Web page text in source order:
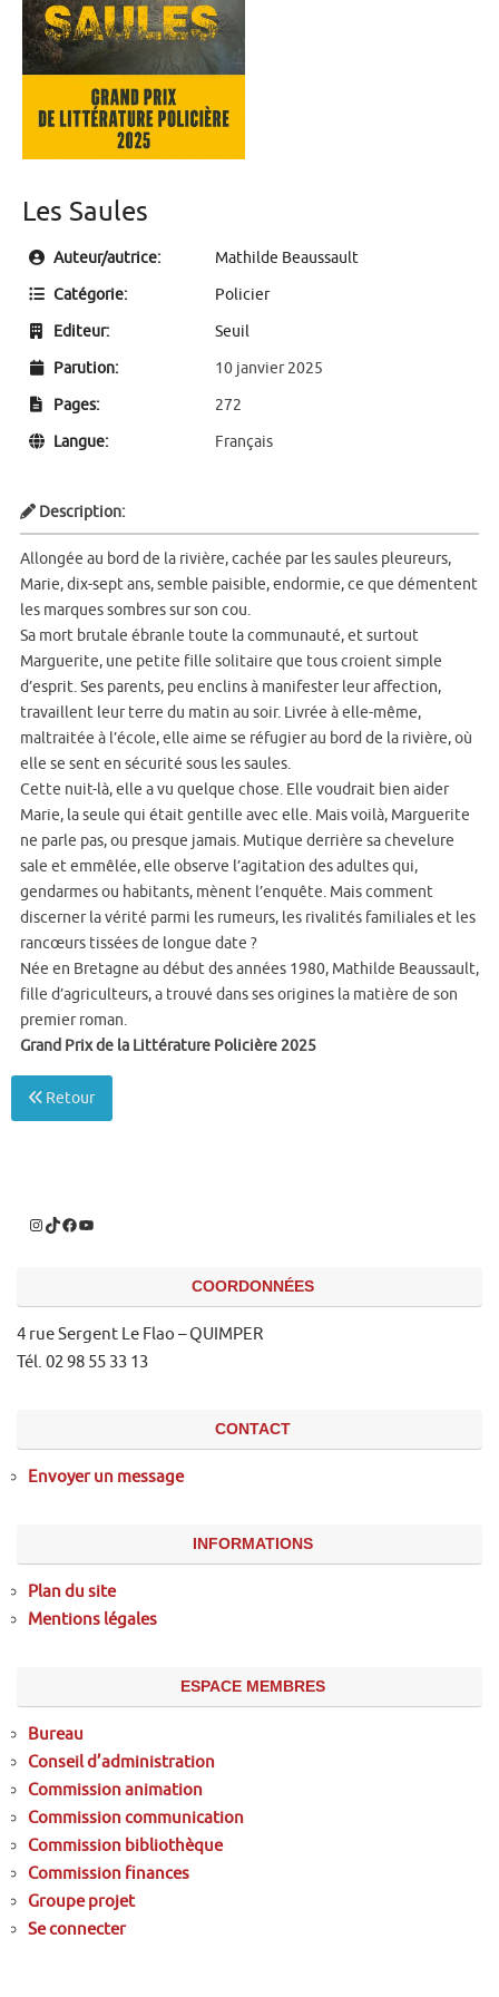
Les Saules
Auteur/autrice:
Mathilde Beaussault
Catégorie:
Policier
Editeur:
Seuil
Parution:
10 janvier 2025
Pages:
272
Langue:
Français
Description:
Allongée au bord de la rivière, cachée par les saules pleureurs,
Marie, dix-sept ans, semble paisible, endormie, ce que démentent
les marques sombres sur son cou.
Sa mort brutale ébranle toute la communauté, et surtout
Marguerite, une petite fille solitaire que tous croient simple
d’esprit. Ses parents, peu enclins à manifester leur affection,
travaillent leur terre du matin au soir. Livrée à elle-même,
maltraitée à l’école, elle aime se réfugier au bord de la rivière, où
elle se sent en sécurité sous les saules.
Cette nuit-là, elle a vu quelque chose. Elle voudrait bien aider
Marie, la seule qui était gentille avec elle. Mais voilà, Marguerite
ne parle pas, ou presque jamais. Mutique derrière sa chevelure
sale et emmêlée, elle observe l’agitation des adultes qui,
gendarmes ou habitants, mènent l’enquête. Mais comment
discerner la vérité parmi les rumeurs, les rivalités familiales et les
rancœurs tissées de longue date ?
Née en Bretagne au début des années 1980, Mathilde Beaussault,
fille d’agriculteurs, a trouvé dans ses origines la matière de son
premier roman.
Grand Prix de la Littérature Policière 2025
Retour
COORDONNÉES
4 rue Sergent Le Flao – QUIMPER
Tél. 02 98 55 33 13
CONTACT
Envoyer un message
INFORMATIONS
Plan du site
Mentions légales
ESPACE MEMBRES
Bureau
Conseil d’administration
Commission animation
Commission communication
Commission bibliothèque
Commission finances
Groupe projet
Se connecter